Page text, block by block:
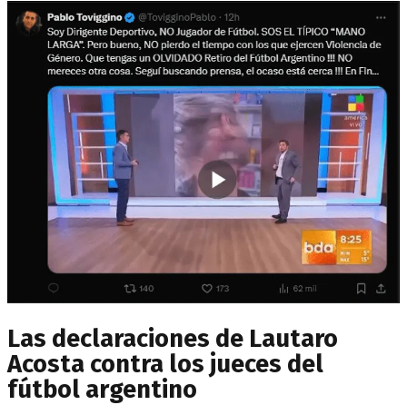
Las declaraciones de Lautaro
Acosta contra los jueces del
fútbol argentino